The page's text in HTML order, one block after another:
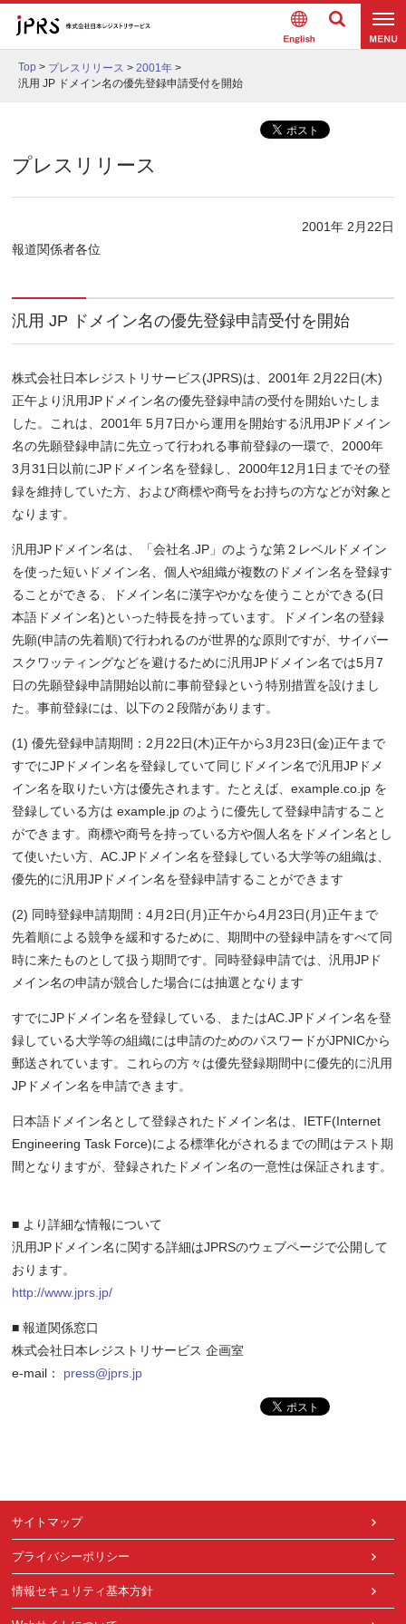
Englis 検索
Top > プレスリリース > 2001年 >
汎用 JP ドメイン名の優先登録申請受付を開始
プレスリリース
2001年 2月22日
報道関係者各位
汎用 JP ドメイン名の優先登録申請受付を開始
株式会社日本レジストリサービス(JPRS)は、2001年 2月22日(木)
正午より汎用JPドメイン名の優先登録申請の受付を開始いたしま
した。これは、2001年 5月7日から運用を開始する汎用JPドメイン
名の先願登録申請に先立って行われる事前登録の一環で、2000年
3月31日以前にJPドメイン名を登録し、2000年12月1日までその登
録を維持していた方、および商標や商号をお持ちの方などが対象と
なります。
汎用JPドメイン名は、「会社名.JP」のような第２レベルドメイン
を使った短いドメイン名、個人や組織が複数のドメイン名を登録す
ることができる、ドメイン名に漢字やかなを使うことができる(日
本語ドメイン名)といった特長を持っています。ドメイン名の登録
先願(申請の先着順)で行われるのが世界的な原則ですが、サイバー
スクワッティングなどを避けるために汎用JPドメイン名では5月7
日の先願登録申請開始以前に事前登録という特別措置を設けまし
た。事前登録には、以下の２段階があります。
(1) 優先登録申請期間：2月22日(木)正午から3月23日(金)正午まで
すでにJPドメイン名を登録していて同じドメイン名で汎用JPドメ
イン名を取りたい方は優先されます。たとえば、example.co.jp を
登録している方は example.jp のように優先して登録申請すること
ができます。商標や商号を持っている方や個人名をドメイン名とし
て使いたい方、AC.JPドメイン名を登録している大学等の組織は、
優先的に汎用JPドメイン名を登録申請することができます
(2) 同時登録申請期間：4月2日(月)正午から4月23日(月)正午まで
先着順による競争を緩和するために、期間中の登録申請をすべて同
時に来たものとして扱う期間です。同時登録申請では、汎用JPド
メイン名の申請が競合した場合には抽選となります
すでにJPドメイン名を登録している、またはAC.JPドメイン名を登
録している大学等の組織には申請のためのパスワードがJPNICから
郵送されています。これらの方々は優先登録期間中に優先的に汎用
JPドメイン名を申請できます。
日本語ドメイン名として登録されたドメイン名は、IETF(Internet
Engineering Task Force)による標準化がされるまでの間はテスト期
間となりますが、登録されたドメイン名の一意性は保証されます。
■ より詳細な情報について
汎用JPドメイン名に関する詳細はJPRSのウェブページで公開して
おります。
http://www.jprs.jp/
■ 報道関係窓口
株式会社日本レジストリサービス 企画室
e-mail： press@jprs.jp
サイトマップ
プライバシーポリシー
情報セキュリティ基本方針